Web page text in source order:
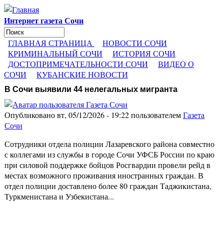
Перейти к основному содержанию
Интернет газета Сочи
Форма поиска
Поиск
ГЛАВНАЯ СТРАНИЦА
НОВОСТИ СОЧИ
КРИМИНАЛЬНЫЙ СОЧИ
ИСТОРИЯ СОЧИ
ДОСТОПРИМЕЧАТЕЛЬНОСТИ СОЧИ
ВИДЕО О
СОЧИ
КУБАНСКИЕ НОВОСТИ
В Сочи выявили 44 нелегальных мигранта
Опубликовано вт, 05/12/2026 - 19:22 пользователемГазета
Сочи
Сотрудники отдела полиции Лазаревского района совместно
с коллегами из службы в городе Сочи УФСБ России по краю
при силовой поддержке бойцов Росгвардии провели рейд в
местах возможного проживания иностранных граждан. В
отдел полиции доставлено более 80 граждан Таджикистана,
Туркменистана и Узбекистана...